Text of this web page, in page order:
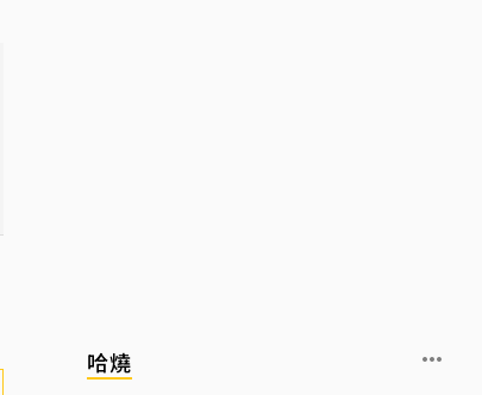
哈燒